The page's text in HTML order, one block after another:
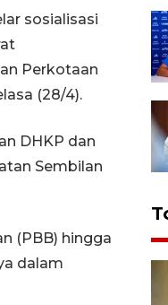
sosialisasi
Perkotaan
(28/4).
DHKP dan
Sembilan
(PBB) hingga
dalam